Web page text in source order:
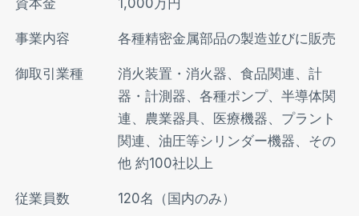
事業内容 各種精密金属部品の製造並びに販売
御取引業種
消火装置・消火器、食品関連、計
器・計測器、各種ポンプ、半導体関
連、農業器具、医療機器、プラント
関連、油圧等シリンダー機器、その
他 約100社以上
従業員数 120名（国内のみ）